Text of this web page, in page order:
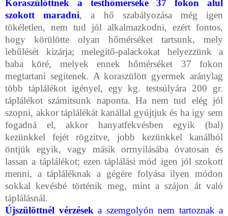
Koraszülöttnek a testhőmérséke 37 fokon alul
szokott maradni, a hő szabályozása még igen
tökéletlen, nem tud jól alkal­mazkodni, ezért fontos,
hogy körülötte olyan hőmérséket tartsunk, mely
lehűlését kizárja; melegitő-palackokat helyezzünk a
baba köré, melyek ennek hőmérséket 37 fokon
megtartani segitenek. A koraszülött gyermek aránylag
több táplálékot igényel, egy kg. testsúlyára 200 gr.
táplálékot számitsunk naponta. Ha nem tud elég jól
szopni, akkor táplálékát kanállal gyújtjuk és ha igy sem
fogadná el, akkor hanyatfekvésben egyik (bal)
kezünkkel fejét rögzitve, jobb kezünkkel kanálból
öntjük egyik, vagy másik orrnyilásába óvatosan és
lassan a táplálékot; ezen táplálási mód igen jól szo­kott
menni, a tápláléknak a gégére folyása ilyen módon
sokkal kevésbé történik meg, mint a szájon át való
táplálásnál.
Újszülöttnél vérzések a szemgolyón nem tartoznak a